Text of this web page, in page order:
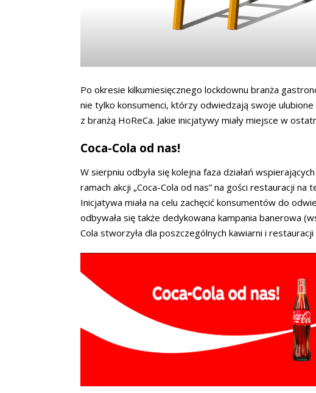
Po okresie kilkumiesięcznego lockdownu branża
nie tylko konsumenci, którzy odwiedzają swoje
z branżą HoReCa. Jakie inicjatywy miały miejsce w
Coca-Cola od nas!
W sierpniu odbyła się kolejna faza działań
ramach akcji „Coca-Cola od nas” na gości restauracji na
Inicjatywa miała na celu zachęcić konsumentów do
odbywała się także dedykowana kampania banerowa
Cola stworzyła dla poszczególnych kawiarni i